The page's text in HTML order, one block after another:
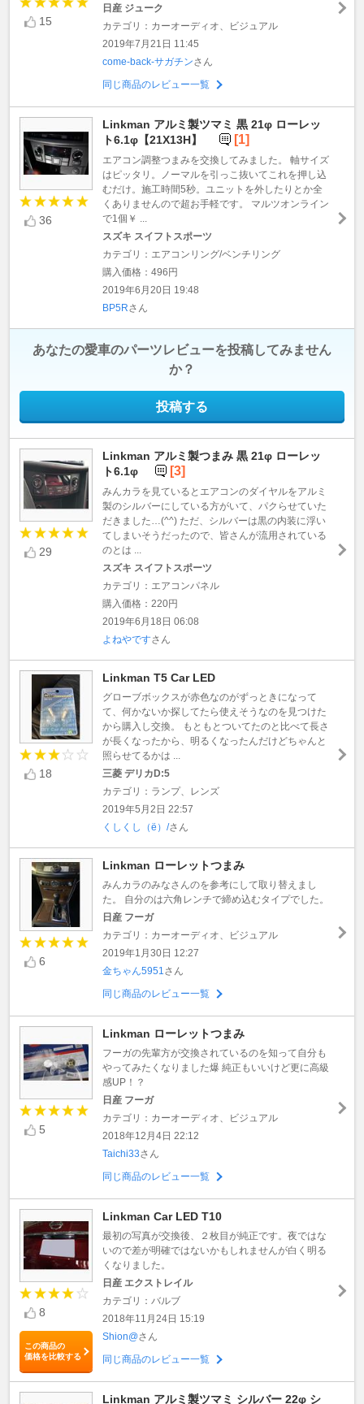
15
日産 ジューク
カテゴリ：カーオーディオ、ビジュアル
2019年7月21日 11:45
come-back-サガチンさん
同じ商品のレビュー一覧
36
Linkman アルミ製ツマミ 黒 21φ ローレッ
ト6.1φ【21X13H】
[1]
エアコン調整つまみを交換してみました。 軸サイズ
はピッタリ。ノーマルを引っこ抜いてこれを押し込
むだけ。施工時間5秒。ユニットを外したりとか全
くありませんので超お手軽です。 マルツオンライン
で1個￥ ...
スズキ スイフトスポーツ
カテゴリ：エアコンリング/ベンチリング
購入価格：496円
2019年6月20日 19:48
BP5Rさん
あなたの愛車のパーツレビューを投稿してみません
か？
投稿する
29
Linkman アルミ製つまみ 黒 21φ ローレッ
ト6.1φ
[3]
みんカラを見ているとエアコンのダイヤルをアルミ
製のシルバーにしている方がいて、パクらせていた
だきました…(^^) ただ、シルバーは黒の内装に浮い
てしまいそうだったので、皆さんが流用されている
のとは ...
スズキ スイフトスポーツ
カテゴリ：エアコンパネル
購入価格：220円
2019年6月18日 06:08
よねやですさん
18
Linkman T5 Car LED
グローブボックスが赤色なのがずっときになって
て、何かないか探してたら使えそうなのを見つけた
から購入し交換。 もともとついてたのと比べて長さ
が長くなったから、明るくなったんだけどちゃんと
照らせてるかは ...
三菱 デリカD:5
カテゴリ：ランプ、レンズ
2019年5月2日 22:57
くしくし（ё）/さん
6
Linkman ローレットつまみ
みんカラのみなさんのを参考にして取り替えまし
た。 自分のは六角レンチで締め込むタイプでした。
日産 フーガ
カテゴリ：カーオーディオ、ビジュアル
2019年1月30日 12:27
金ちゃん5951さん
同じ商品のレビュー一覧
5
Linkman ローレットつまみ
フーガの先輩方が交換されているのを知って自分も
やってみたくなりました爆 純正もいいけど更に高級
感UP！？
日産 フーガ
カテゴリ：カーオーディオ、ビジュアル
2018年12月4日 22:12
Taichi33さん
同じ商品のレビュー一覧
8
この商品の
価格を比較する
Linkman Car LED T10
最初の写真が交換後、２枚目が純正です。夜ではな
いので差が明確ではないかもしれませんが白く明る
くなりました。
日産 エクストレイル
カテゴリ：バルブ
2018年11月24日 15:19
Shion@さん
同じ商品のレビュー一覧
Linkman アルミ製ツマミ シルバー 22φ シ